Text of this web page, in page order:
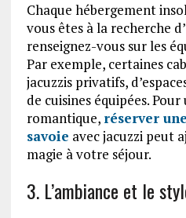
Chaque hébergement
vous êtes à la recherche
renseignez-vous sur les
Par exemple, certaines
jacuzzis privatifs,
de cuisines équipées.
romantique, réserver
savoie avec jacuzzi peut
magie à votre séjour.
3. L’ambiance et le